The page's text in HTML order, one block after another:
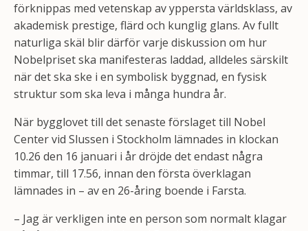
förknippas med vetenskap av yppersta världsklass, av
akademisk prestige, flärd och kunglig glans. Av fullt
naturliga skäl blir därför varje diskussion om hur
Nobelpriset ska manifesteras laddad, alldeles särskilt
när det ska ske i en symbolisk byggnad, en fysisk
struktur som ska leva i många hundra år.
När bygglovet till det senaste förslaget till Nobel
Center vid Slussen i Stockholm lämnades in klockan
10.26 den 16 januari i år dröjde det endast några
timmar, till 17.56, innan den första överklagan
lämnades in – av en 26-åring boende i Farsta.
– Jag är verkligen inte en person som normalt klagar